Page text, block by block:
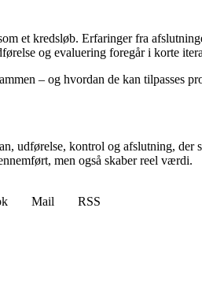
et kredsløb. Erfaringer fra
og evaluering foregår i korte
– og hvordan de kan tilpasses
udførelse, kontrol og afslutning,
men også skaber reel værdi.
Mail
RSS